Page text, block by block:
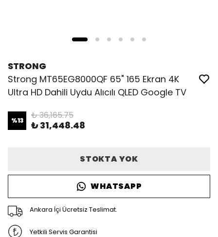
STRONG
Strong MT65EG8000QF 65" 165 Ekran 4K
Ultra HD Dahili Uydu Alıcılı QLED Google TV
%13 ₺ 36,165.75
₺ 31,448.48
STOKTA YOK
WHATSAPP
Ankara İçi Ücretsiz Teslimat.
Yetkili Servis Garantisi